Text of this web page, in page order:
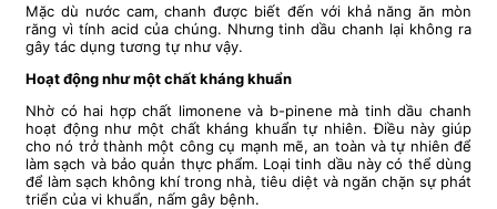
Mặc dù nước cam, chanh được biết đến với khả năng ăn mòn
răng vì tính acid của chúng. Nhưng tinh dầu chanh lại không ra
gây tác dụng tương tự như vậy.
Hoạt động như một chất kháng khuẩn
Nhờ có hai hợp chất limonene và b-pinene mà tinh dầu chanh
hoạt động như một chất kháng khuẩn tự nhiên. Điều này giúp
cho nó trở thành một công cụ mạnh mẽ, an toàn và tự nhiên để
làm sạch và bảo quản thực phẩm. Loại tinh dầu này có thể dùng
để làm sạch không khí trong nhà, tiêu diệt và ngăn chặn sự phát
triển của vi khuẩn, nấm gây bệnh.